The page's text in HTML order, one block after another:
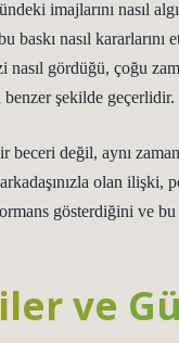
imajlarını nasıl
baskı nasıl
nasıl gördüğü, çoğu
benzer şekilde geçerlidir.
değil, aynı
olan ilişki,
gösterdiğini ve bu
ve